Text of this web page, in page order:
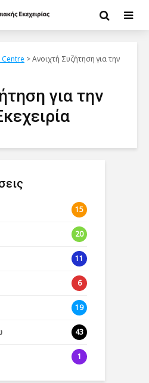
>Ανοιχτή Συζήτηση για την
για την
15
20
11
6
19
43
1